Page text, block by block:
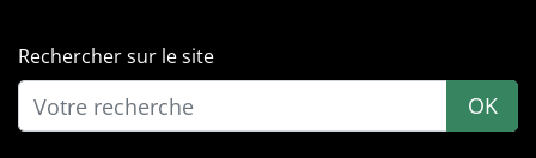
Rechercher sur le site
OK